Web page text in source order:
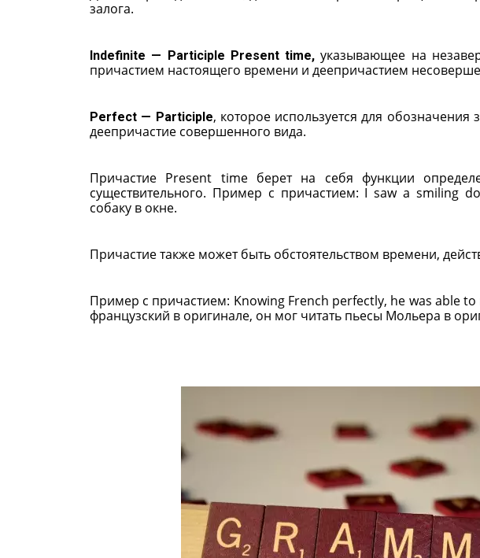
залога.
Indefinite — Participle Present time, указывающее на
причастием настоящего времени и деепричастием
Perfect — Participle, которое используется для
деепричастие совершенного вида.
Причастие Present time берет на себя функции
существительного. Пример с причастием: I saw a smiling
собаку в окне.
Причастие также может быть обстоятельством времени,
Пример с причастием: Knowing French perfectly, he was able
французский в оригинале, он мог читать пьесы Мольера в